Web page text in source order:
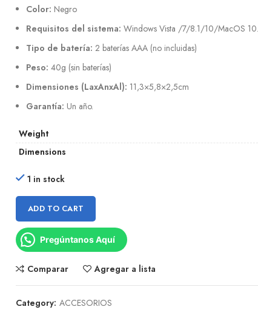
Color: Negro
Requisitos del sistema: Windows Vista /7/8.1/10/MacOS
Tipo de batería: 2 baterías AAA (no incluidas)
Peso: 40g (sin baterías)
Dimensiones (LaxAnxAl): 11,3×5,8×2,5cm
Garantía: Un año.
Weight
Dimensions
1 in stock
ADD TO CART
Pregúntanos Aquí
Comparar Agregar a lista
Category: ACCESORIOS